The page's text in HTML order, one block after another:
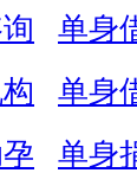
单身
单身
单身